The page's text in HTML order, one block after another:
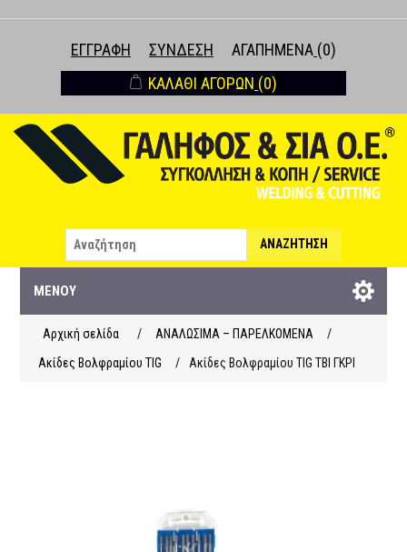
ΕΓΓΡΑΦΉ ΣΎΝΔΕΣΗ ΑΓΑΠΗΜΈΝΑ (0)
ΚΑΛΆΘΙ ΑΓΟΡΏΝ (0)
ΑΝΑΖΉΤΗΣΗ
ΜΕΝΟΎ
Αρχική σελίδα / ΑΝΑΛΩΣΙΜΑ – ΠΑΡΕΛΚΟΜΕΝΑ
/
Ακίδες Βολφραμίου TIG
/ Ακίδες Βολφραμίου TIG TBI ΓΚΡΙ